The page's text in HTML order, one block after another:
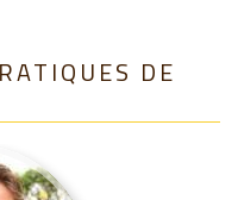
DE